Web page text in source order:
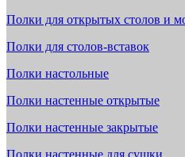
Полки для открытых столов и
Полки для столов-вставок
Полки настольные
Полки настенные открытые
Полки настенные закрытые
Полки настенные для сушки